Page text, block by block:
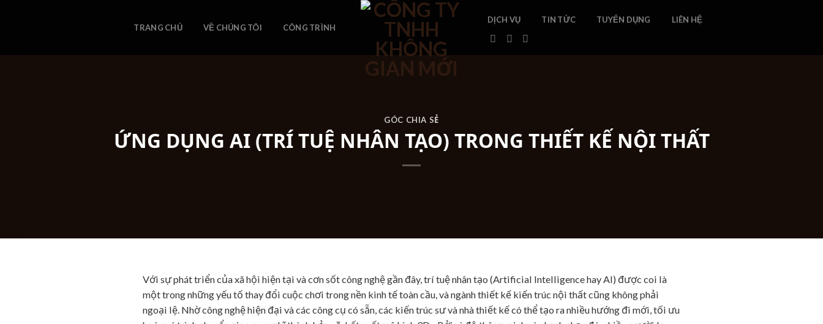
TRANG CHỦ VỀ CHÚNG TÔI CÔNG TRÌNH
DỊCH VỤ TIN TỨC TUYỂN DỤNG LIÊN HỆ
GÓC CHIA SẺ
ỨNG DỤNG AI (TRÍ TUỆ NHÂN TẠO) TRONG THIẾT KẾ NỘI THẤT
Với sự phát triển của xã hội hiện tại và cơn sốt công nghệ gần đây, trí tuệ nhân tạo (Artificial Intelligence hay AI) được coi là
một trong những yếu tố thay đổi cuộc chơi trong nền kinh tế toàn cầu, và ngành thiết kế kiến trúc nội thất cũng không phải
ngoại lệ. Nhờ công nghệ hiện đại và các công cụ có sẵn, các kiến trúc sư và nhà thiết kế có thể tạo ra nhiều hướng đi mới, tối ưu